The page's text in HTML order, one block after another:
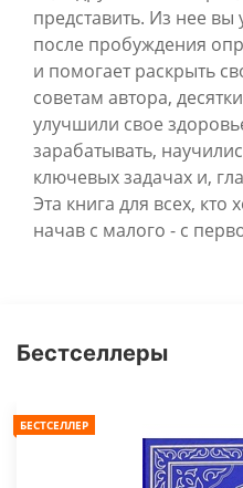
представить. Из нее вы
после пробуждения
и помогает раскрыть
советам автора,
улучшили свое
зарабатывать,
ключевых задачах и,
Эта книга для всех, кто
начав с малого - с
Бестселлеры
БЕСТСЕЛЛЕР